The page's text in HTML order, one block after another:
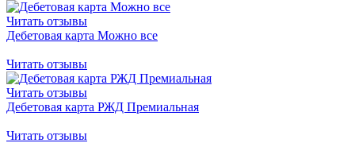
Читать отзывы
Дебетовая карта Можно все
Читать отзывы
Читать отзывы
Дебетовая карта РЖД Премиальная
Читать отзывы